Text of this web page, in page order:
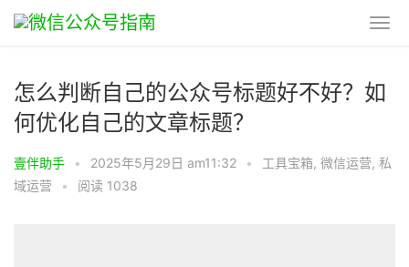
怎么判断自己的公众号标题好不好？如
何优化自己的文章标题？
壹伴助手 • 2025年5月29日 am11:32 • 工具宝箱, 微信运营, 私
域运营
• 阅读 1038